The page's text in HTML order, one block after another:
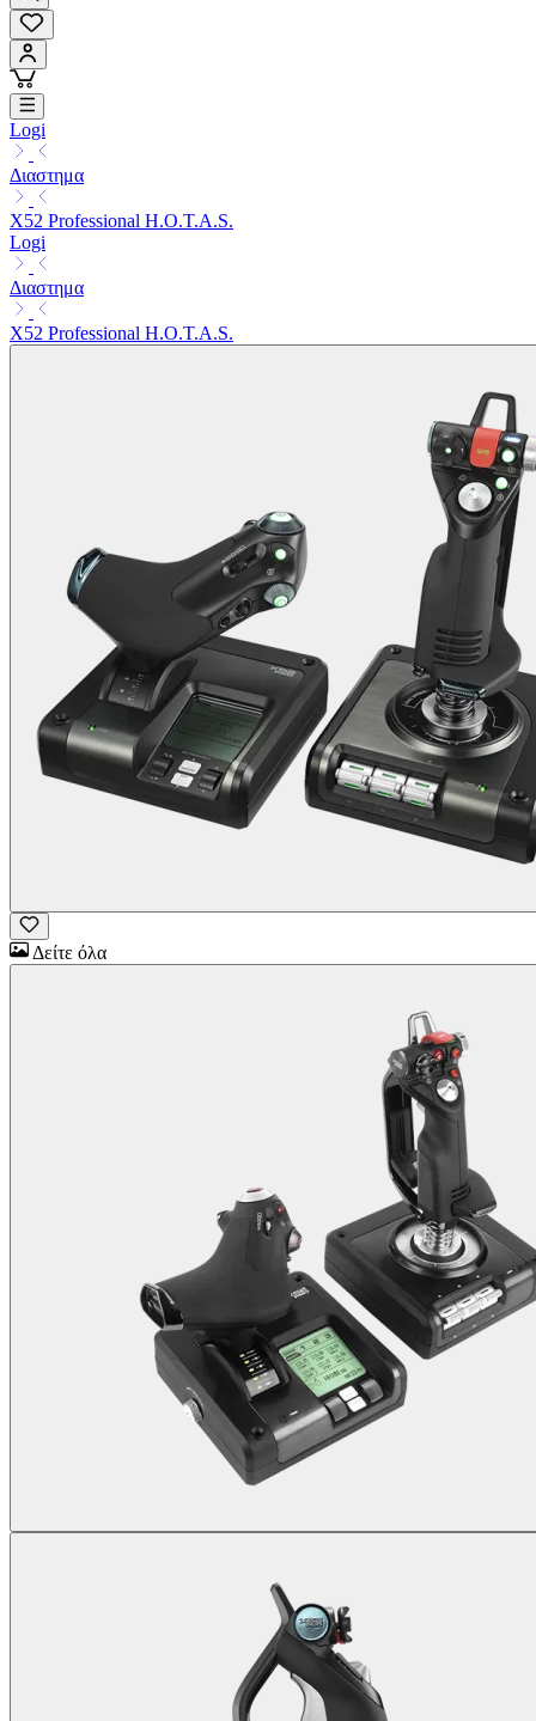
Logi
Διαστημα
X52 Professional H.O.T.A.S.
Logi
Διαστημα
X52 Professional H.O.T.A.S.
Δείτε όλα